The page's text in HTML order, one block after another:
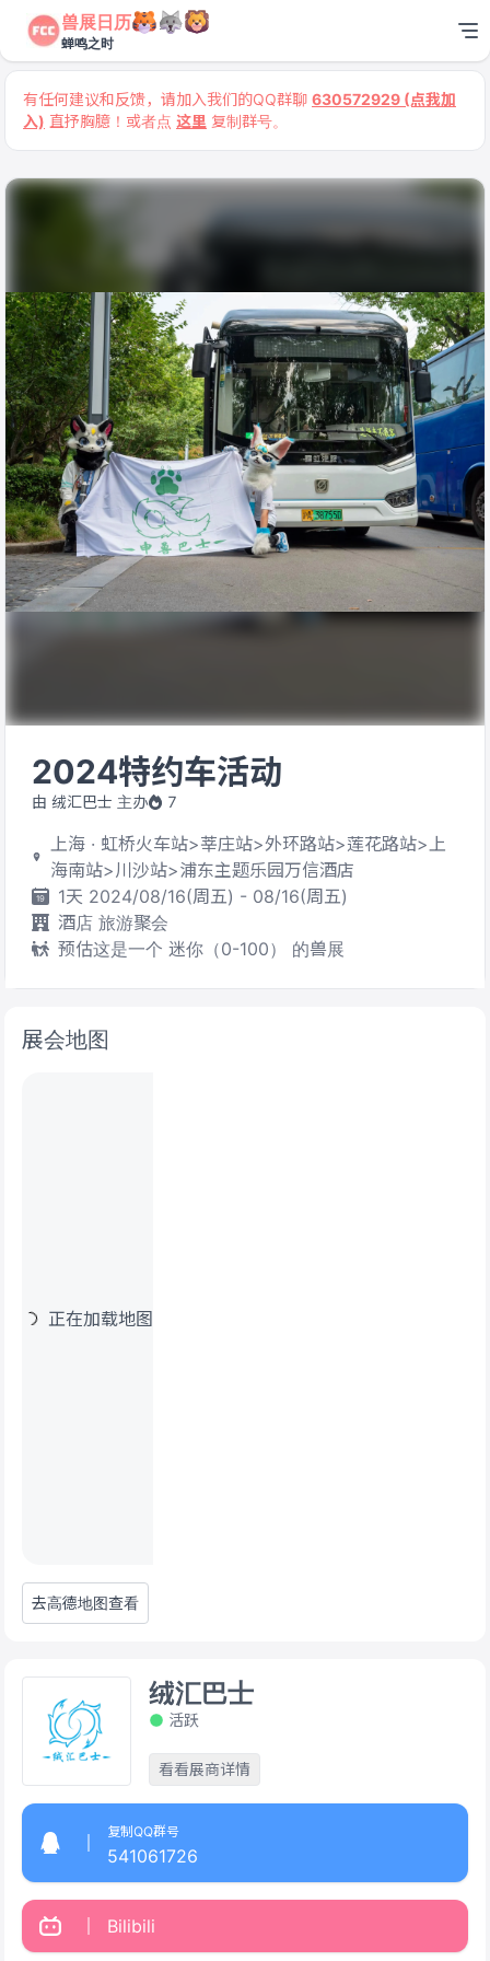
兽展日历
蝉鸣之时
有任何建议和反馈，请加入我们的QQ群聊 630572929 (点我加
入) 直抒胸臆！或者点 这里 复制群号。
2024特约车活动
由 绒汇巴士 主办 7
上海 · 虹桥火车站>莘庄站>外环路站>莲花路站>上
海南站>川沙站>浦东主题乐园万信酒店
1天 2024/08/16(周五) - 08/16(周五)
酒店 旅游聚会
预估这是一个 迷你（0-100） 的兽展
展会地图
正在加载地图
去高德地图查看
绒汇巴士
活跃
看看展商详情
复制QQ群号
541061726
Bilibili